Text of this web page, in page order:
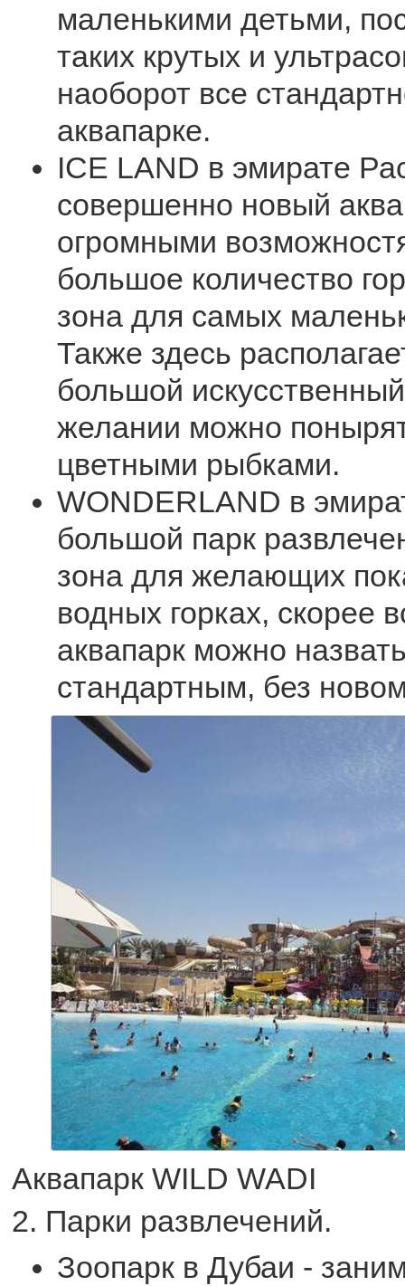
маленькими детьми,
таких крутых и
наоборот все
аквапарке.
ICE LAND в эмирате
совершенно новый
огромными
большое количество
зона для самых
Также здесь
большой
желании можно
цветными рыбками.
WONDERLAND в
большой парк
зона для желающих
водных горках, скорее
аквапарк можно
стандартным, без
Аквапарк WILD WADI
2. Парки развлечений.
Зоопарк в Дубаи -